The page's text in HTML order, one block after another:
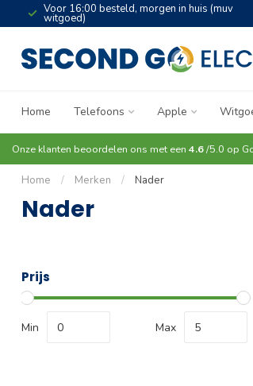
Voor 16:00 besteld, morgen in huis (muv
witgoed)
Home Telefoons Apple
Onze klanten beoordelen ons met een 4.6/5.0 op
Home / Merken / Nader
Nader
Prijs
Min Max